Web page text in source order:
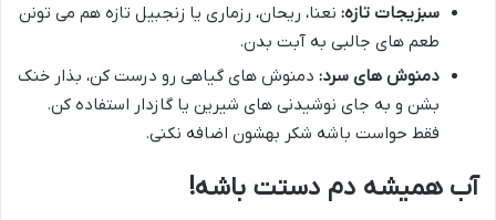
سبزیجات تازه: نعنا، ریحان، رزماری یا زنجبیل تازه هم می تونن
طعم های جالبی به آبت بدن.
دمنوش های سرد: دمنوش های گیاهی رو درست کن، بذار خنک
بشن و به جای نوشیدنی های شیرین یا گازدار استفاده کن.
فقط حواست باشه شکر بهشون اضافه نکنی.
آب همیشه دم دستت باشه!